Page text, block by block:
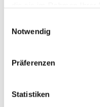
Notwendig
Präferenzen
Statistiken